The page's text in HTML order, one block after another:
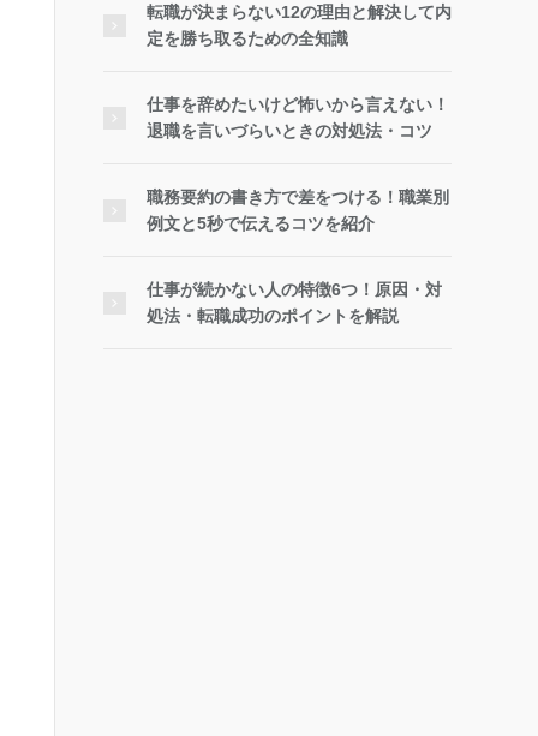
転職が決まらない12の理由と解決して内
定を勝ち取るための全知識
仕事を辞めたいけど怖いから言えない！
退職を言いづらいときの対処法・コツ
職務要約の書き方で差をつける！職業別
例文と5秒で伝えるコツを紹介
仕事が続かない人の特徴6つ！原因・対
処法・転職成功のポイントを解説